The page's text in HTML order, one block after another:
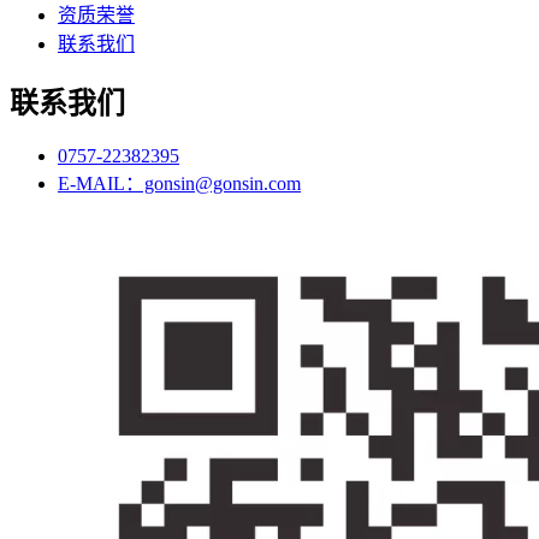
资质荣誉
联系我们
联系我们
0757-22382395
E-MAIL：gonsin@gonsin.com